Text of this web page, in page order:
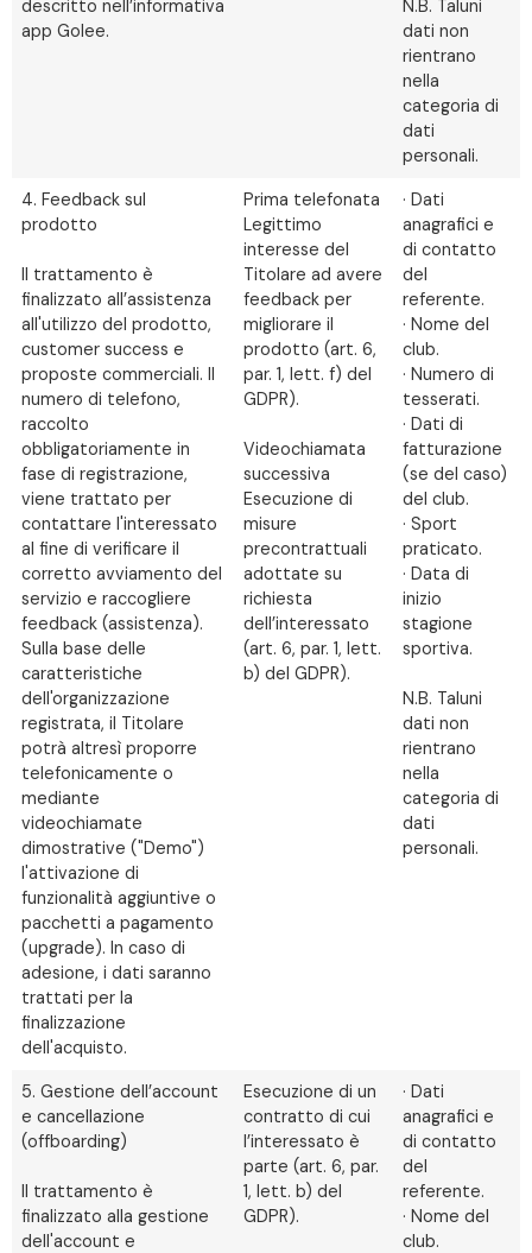
descritto nell’informativa
app Golee.
N.B. Taluni
dati non
rientrano
nella
categoria di
dati
personali.
4. Feedback sul
prodotto
Il trattamento è
finalizzato all’assistenza
all'utilizzo del prodotto,
customer success e
proposte commerciali. Il
numero di telefono,
raccolto
obbligatoriamente in
fase di registrazione,
viene trattato per
contattare l'interessato
al fine di verificare il
corretto avviamento del
servizio e raccogliere
feedback (assistenza).
Sulla base delle
caratteristiche
dell'organizzazione
registrata, il Titolare
potrà altresì proporre
telefonicamente o
mediante
videochiamate
dimostrative ("Demo")
l'attivazione di
funzionalità aggiuntive o
pacchetti a pagamento
(upgrade). In caso di
adesione, i dati saranno
trattati per la
finalizzazione
dell'acquisto.
Prima telefonata
Legittimo
interesse del
Titolare ad avere
feedback per
migliorare il
prodotto (art. 6,
par. 1, lett. f) del
GDPR).
Videochiamata
successiva
Esecuzione di
misure
precontrattuali
adottate su
richiesta
dell’interessato
(art. 6, par. 1, lett.
b) del GDPR).
· Dati
anagrafici e
di contatto
del
referente.
· Nome del
club.
· Numero di
tesserati.
· Dati di
fatturazione
(se del caso)
del club.
· Sport
praticato.
· Data di
inizio
stagione
sportiva.
N.B. Taluni
dati non
rientrano
nella
categoria di
dati
personali.
5. Gestione dell’account
e cancellazione
(offboarding)
Il trattamento è
finalizzato alla gestione
dell'account e
Esecuzione di un
contratto di cui
l’interessato è
parte (art. 6, par.
1, lett. b) del
GDPR).
· Dati
anagrafici e
di contatto
del
referente.
· Nome del
club.